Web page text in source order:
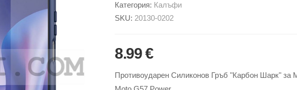
Категория: Калъфи
SKU: 20130-0202
8.99 €
Противоударен Силиконов Гръб "Карбон Шарк" за